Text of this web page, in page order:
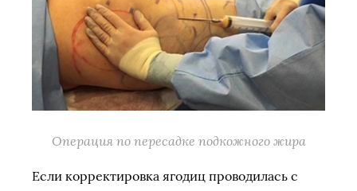
Операция по пересадке подкожного жира
Если корректировка ягодиц проводилась с